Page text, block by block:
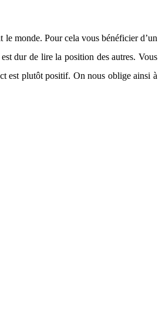
monde. Pour cela vous bénéficier d’un
dur de lire la position des autres. Vous
est plutôt positif. On nous oblige ainsi à